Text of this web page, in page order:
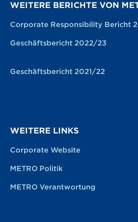
WEITERE BERICHTE VON
Corporate Responsibility Bericht
Geschäftsbericht 2022/23
Geschäftsbericht 2021/22
WEITERE LINKS
Corporate Website
METRO Politik
METRO Verantwortung